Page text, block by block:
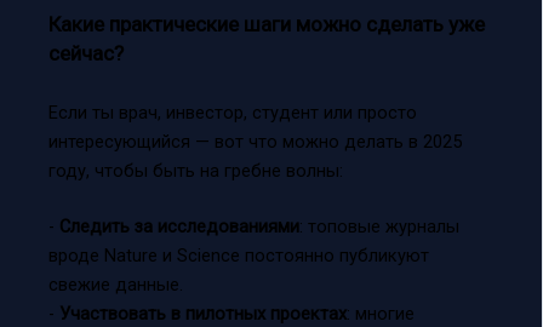
Какие практические шаги можно сделать уже
сейчас?
Если ты врач, инвестор, студент или просто
интересующийся — вот что можно делать в 2025
году, чтобы быть на гребне волны:
- Следить за исследованиями: топовые журналы
вроде Nature и Science постоянно публикуют
свежие данные.
- Участвовать в пилотных проектах: многие